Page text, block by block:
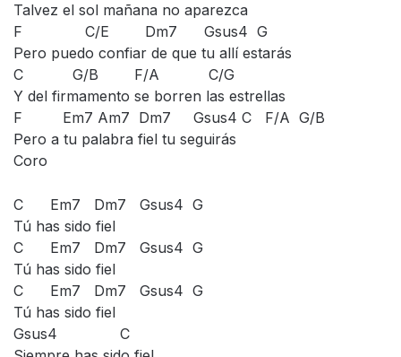
Talvez el sol mañana no aparezca
F C/E Dm7 Gsus4 G
Pero puedo confiar de que tu allí estarás
C G/B F/A C/G
Y del firmamento se borren las estrellas
F Em7 Am7 Dm7 Gsus4 C F/A G/B
Pero a tu palabra fiel tu seguirás
Coro
C Em7 Dm7 Gsus4 G
Tú has sido fiel
C Em7 Dm7 Gsus4 G
Tú has sido fiel
C Em7 Dm7 Gsus4 G
Tú has sido fiel
Gsus4 C